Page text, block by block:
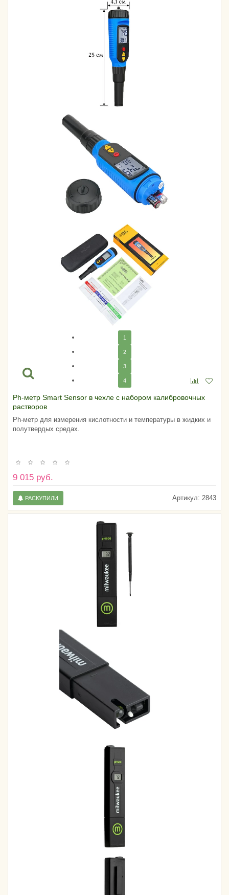
1
2
3
4
Ph-метр Smart Sensor в чехле с набором калибровочных
растворов
Ph-метр для измерения кислотности и температуры в жидких и
полутвердых средах.
9 015 руб.
Артикул: 2843
РАСКУПИЛИ